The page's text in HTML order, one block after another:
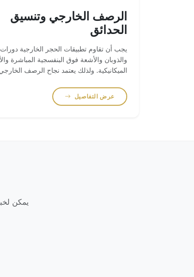
الرصف الخارجي وتنسيق
الحدائق
يجب أن تقاوم تطبيقات الحجر الخارجية دورات
والذوبان والأشعة فوق البنفسجية المباشرة
الميكانيكية. ولذلك يعتمد نجاح الرصف
دقيقة للحواف والسمك.
عرض التفاصيل
يمكن